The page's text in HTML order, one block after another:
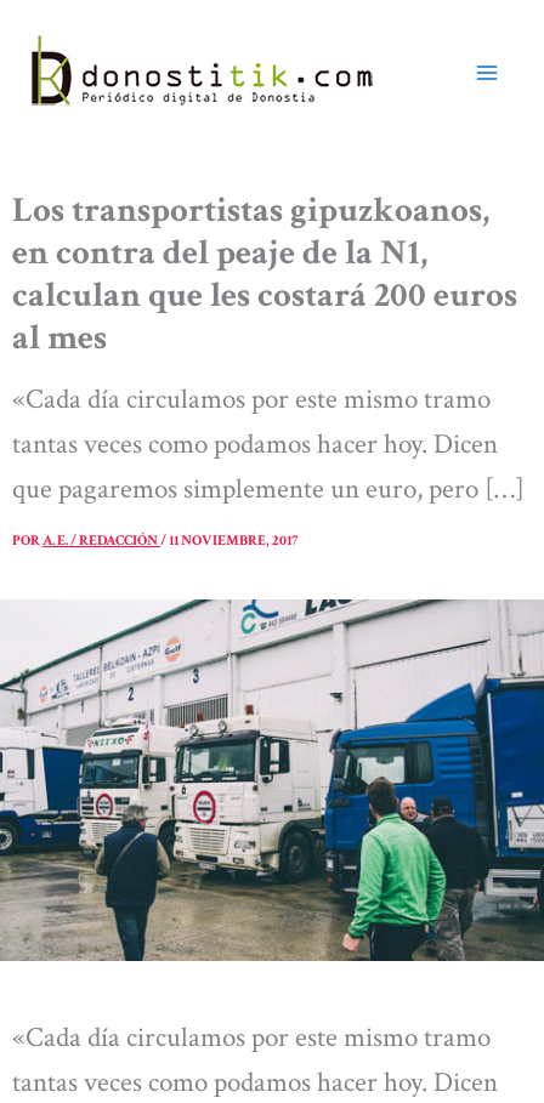
contenido
Los transportistas gipuzkoanos,
en contra del peaje de la N1,
calculan que les costará 200 euros
al mes
«Cada día circulamos por este mismo tramo
tantas veces como podamos hacer hoy. Dicen
que pagaremos simplemente un euro, pero […]
PORA. E. / REDACCIÓN/11 NOVIEMBRE, 2017
«Cada día circulamos por este mismo tramo
tantas veces como podamos hacer hoy. Dicen